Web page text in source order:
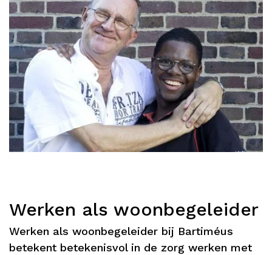
Werken als woonbegeleider
Werken als woonbegeleider bij Bartiméus
betekent betekenisvol in de zorg werken met